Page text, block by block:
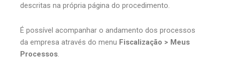
descritas na própria página do procedimento.
É possível acompanhar o andamento dos processos
da empresa através do menu Fiscalização > Meus
Processos